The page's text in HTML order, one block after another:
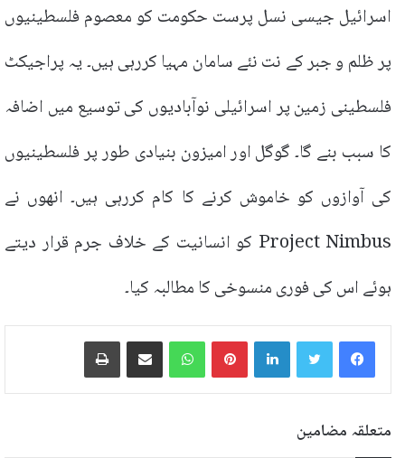
اسرائیل جیسی نسل پرست حکومت کو معصوم فلسطینیوں
پر ظلم و جبر کے نت نئے سامان مہیا کررہی ہیں۔ یہ پراجیکٹ
فلسطینی زمین پر اسرائیلی نوآبادیوں کی توسیع میں اضافہ
کا سبب بنے گا۔ گوگل اور امیزون بنیادی طور پر فلسطینیوں
کی آوازوں کو خاموش کرنے کا کام کررہی ہیں۔ انھوں نے
Project Nimbus کو انسانیت کے خلاف جرم قرار دیتے
ہوئے اس کی فوری منسوخی کا مطالبہ کیا۔
LinkedIn
WhatsApp ایمیل پر شیئر کریں
متعلقہ مضامین